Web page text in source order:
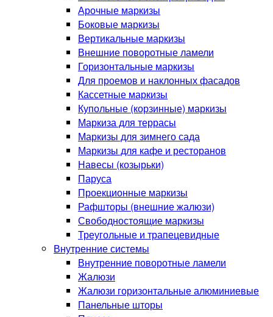
Арочные маркизы
Боковые маркизы
Вертикальные маркизы
Внешние поворотные ламели
Горизонтальные маркизы
Для проемов и наклонных фасадов
Кассетные маркизы
Купольные (корзинные) маркизы
Маркиза для террасы
Маркизы для зимнего сада
Маркизы для кафе и ресторанов
Навесы (козырьки)
Паруса
Проекционные маркизы
Рафшторы (внешние жалюзи)
Свободностоящие маркизы
Треугольные и трапецевидные
Внутренние системы
Внутренние поворотные ламели
Жалюзи
Жалюзи горизонтальные алюминиевые
Панельные шторы